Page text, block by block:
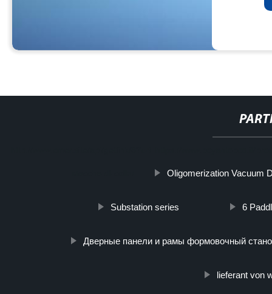
Oligomerization Vacuum
Substation series 6
Дверные панели и рамы формовочный
lieferant von